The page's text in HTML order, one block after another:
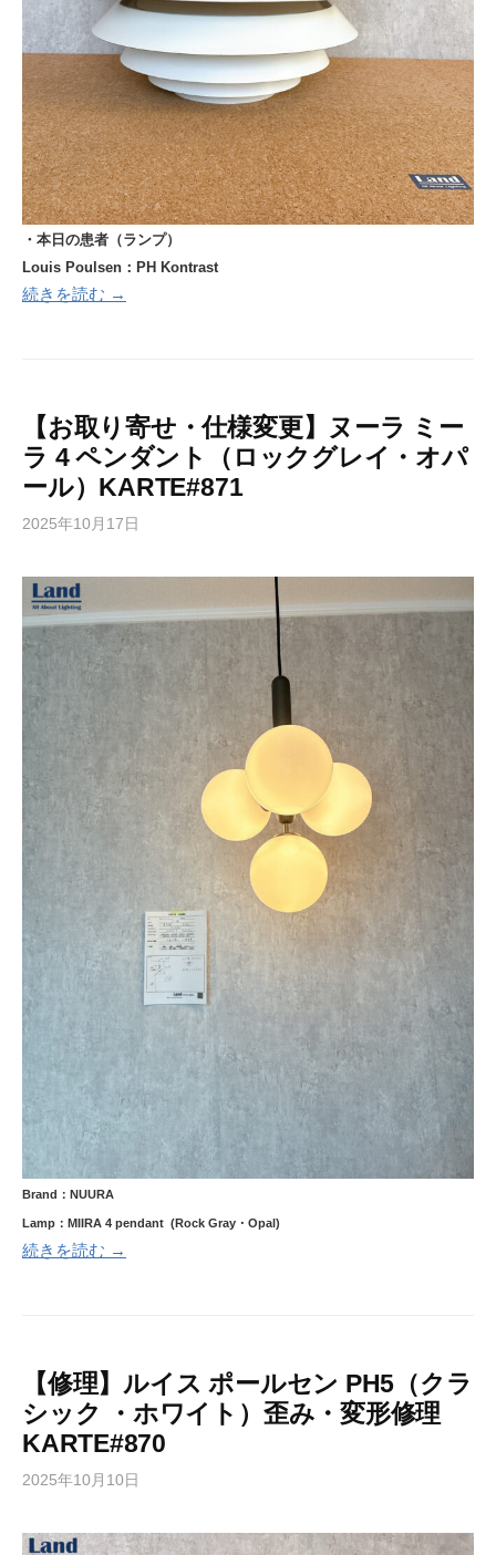
・本日の患者（ランプ）
Louis Poulsen：PH Kontrast
続きを読む →
【お取り寄せ・仕様変更】ヌーラ ミー
ラ 4 ペンダント（ロックグレイ・オパ
ール）KARTE#871
2025年10月17日
Brand：NUURA
Lamp：MIIRA 4 pendant (Rock Gray・Opal)
続きを読む →
【修理】ルイス ポールセン PH5（クラ
シック ・ホワイト）歪み・変形修理
KARTE#870
2025年10月10日